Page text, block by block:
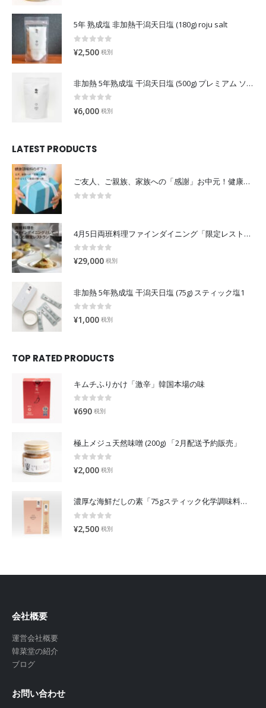
5年 熟成塩 非加熱干潟天日塩 (180g) roju salt
¥2,500 税別
非加熱 5年熟成塩 干潟天日塩 (500g) プレミアム ソルトロジュ「露珠」
¥6,000 税別
LATEST PRODUCTS
ご友人、ご親族、家族への「感謝」お中元！健康調味料の贈り物を届ける。
4月5日両班料理ファインダイニング「限定レストラン」
0out of 5
¥29,000 税別
非加熱 5年熟成塩 干潟天日塩 (75g) スティック塩1
0 out of 5
¥1,000 税別
TOP RATED PRODUCTS
キムチふりかけ「激辛」韓国本場の味
0 out of 5
¥690 税別
極上メジュ天然味噌 (200g) 「2月配送予約販売」
0out of 5
¥2,000 税別
濃厚な海鮮だしの素「75gスティック化学調味料不使用」無添加出汁
0out of 5
¥2,500 税別
会社概要
運営会社概要
韓菜堂の紹介
ブログ
お問い合わせ